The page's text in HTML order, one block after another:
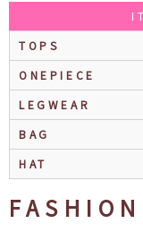
TOPS
ONEPIECE
LEGWEAR
BAG
HAT